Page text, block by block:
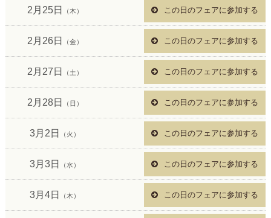
2月25日 （木） この日のフェアに参加する
2月26日 （金） この日のフェアに参加する
2月27日 （土） この日のフェアに参加する
2月28日 （日） この日のフェアに参加する
3月2日 （火） この日のフェアに参加する
3月3日 （水） この日のフェアに参加する
3月4日 （木） この日のフェアに参加する